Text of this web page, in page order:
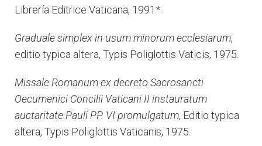
Librería Editrice Vaticana, 1991*.
Graduale simplex in usum minorum ecclesiarum,
editio typica altera, Typis Poliglottis Vaticis, 1975.
Missale Romanum ex decreto Sacrosancti
Oecumenici Concilii Vaticani II instauratum
auctaritate Pauli PP. VI promulgatum, Editio typica
altera, Typis Poliglottis Vaticanis, 1975.